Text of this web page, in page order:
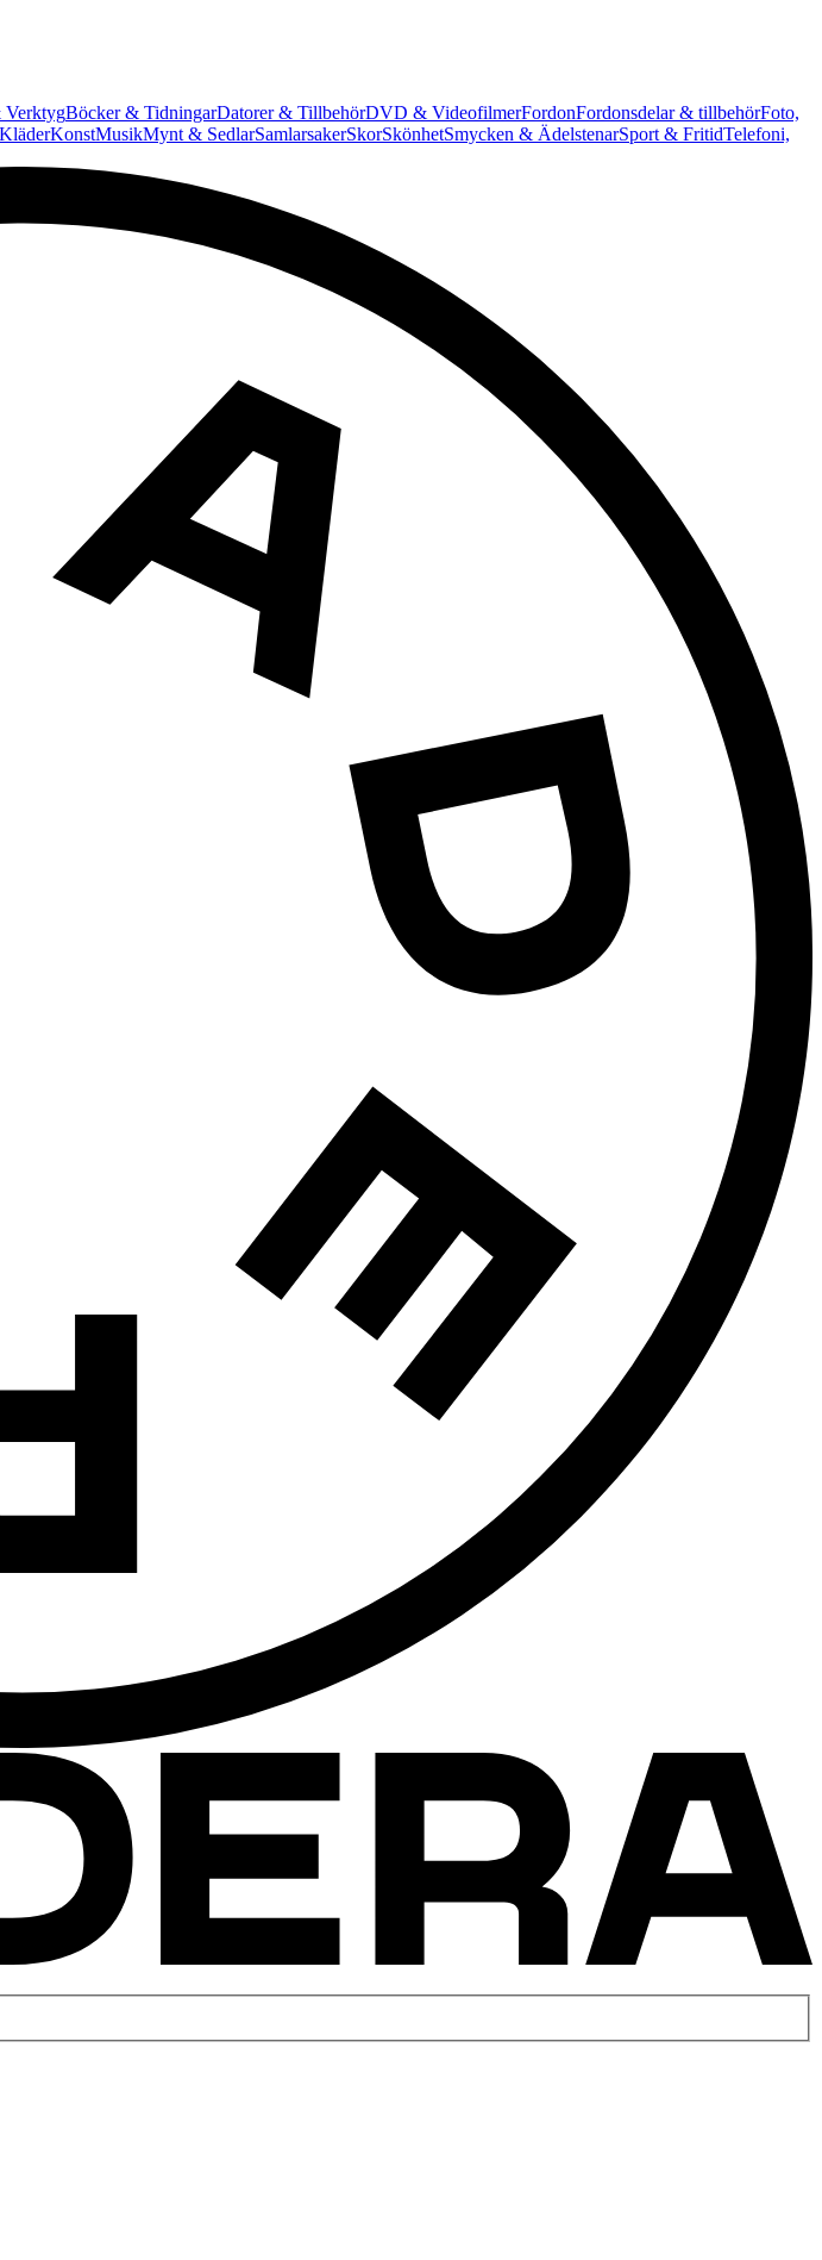
Böcker & TidningarDatorer & TillbehörDVD & VideofilmerFordonFordonsdelar & tillbehörFoto,
KläderKonstMusikMynt & SedlarSamlarsakerSkorSkönhetSmycken & ÄdelstenarSport & FritidTelefoni,